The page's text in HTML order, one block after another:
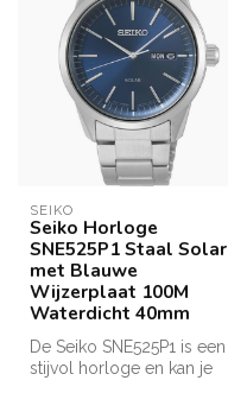
SEIKO
Seiko Horloge
SNE525P1 Staal Solar
met Blauwe
Wijzerplaat 100M
Waterdicht 40mm
De Seiko SNE525P1 is een
stijvol horloge en kan je